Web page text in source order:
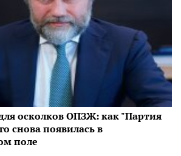
осколков ОПЗЖ: как "Партия
снова появилась в
поле